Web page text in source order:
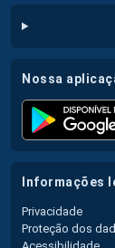
nossa
informações
Privacidade
Proteção dos